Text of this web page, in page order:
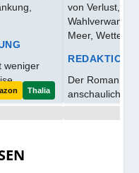
weniger
der
von Verlust,
Meer, Wetter
Der Roman
anschauliches
auf dem Meer